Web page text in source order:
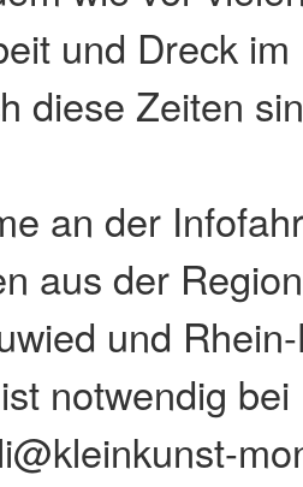
und Dreck
diese Zeiten
an der
aus der
und
notwendig